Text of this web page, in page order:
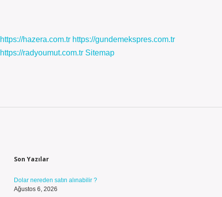
https://hazera.com.tr https://gundemekspres.com.tr
https://radyoumut.com.tr Sitemap
Son Yazılar
Dolar nereden satın alınabilir ?
Ağustos 6, 2026